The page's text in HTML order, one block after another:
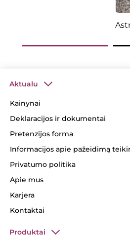
Aktualu
Kainynai
Deklaracijos ir dokumentai
Pretenzijos forma
Informacijos apie pažeidimą
Privatumo politika
Apie mus
Karjera
Kontaktai
Produktai